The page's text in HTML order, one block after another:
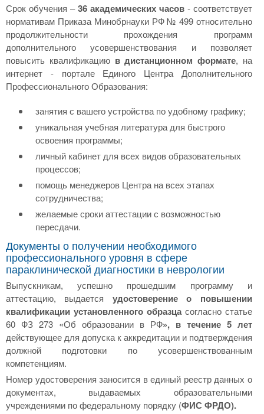
Срок обучения –36 академических часов - соответствует
нормативам Приказа Минобрнауки РФ № 499 относительно
продолжительности прохождения программ
дополнительного усовершенствования и позволяет
повысить квалификацию в дистанционном формате, на
интернет - портале Единого Центра Дополнительного
Профессионального Образования:
занятия с вашего устройства по удобному графику;
уникальная учебная литература для быстрого
освоения программы;
личный кабинет для всех видов образовательных
процессов;
помощь менеджеров Центра на всех этапах
сотрудничества;
желаемые сроки аттестации с возможностью
пересдачи.
Документы о получении необходимого
профессионального уровня в сфере
параклинической диагностики в неврологии
Выпускникам, успешно прошедшим программу и
аттестацию, выдается удостоверение о повышении
квалификации установленного образцасогласно статье
60 ФЗ 273 «Об образовании в РФ», в течение 5 лет
действующее для допуска к аккредитации и подтверждения
должной подготовки по усовершенствованным
компетенциям.
Номер удостоверения заносится в единый реестр данных о
документах, выдаваемых образовательными
учреждениями по федеральному порядку (ФИС ФРДО).